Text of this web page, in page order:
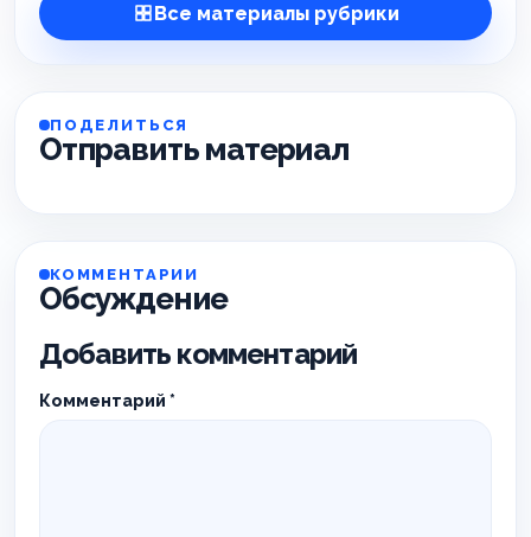
Все материалы рубрики
ПОДЕЛИТЬСЯ
Отправить материал
КОММЕНТАРИИ
Обсуждение
Добавить комментарий
Комментарий *